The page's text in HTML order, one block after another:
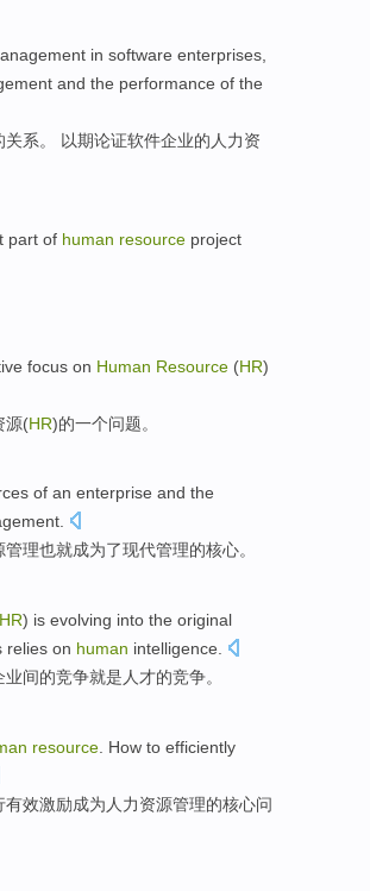
in software enterprises
and the performance of the
关系。 以期论证软件企业的 人力资
part of human resource project
focus on Human Resource (HR)
源(HR)的一个问题。
of an enterprise and the
管理也就成为了现代管理的核心。
HR) is evolving into the original
relies on human intelligence.
业间的竞争就是人才的竞争。
resource How to efficiently
有效激励成为 人力资源管理的核心问